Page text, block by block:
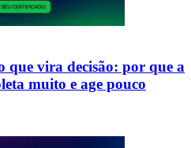
que vira decisão: por que a
muito e age pouco